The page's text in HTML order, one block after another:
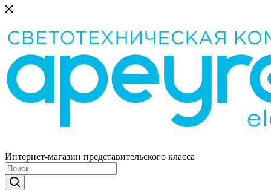
Интернет-магазин представительского класса